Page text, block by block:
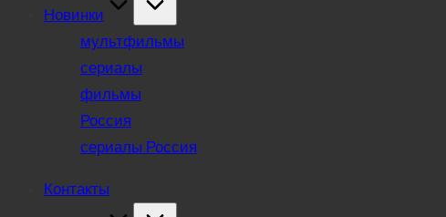
Новинки
мультфильмы
сериалы
фильмы
Россия
сериалы Россия
Контакты